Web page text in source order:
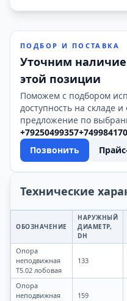
ПОДБОР И ПОСТАВКА
Уточним
этой позиции
Поможем с подбором
доступность на складе
предложение по
+79250499357
Позвонить
Технические
ОБОЗНАЧЕНИЕ
НАРУЖНЫЙ
ДИАМЕТР,
DН
Опора
неподвижная
Т5.02 лобовая
133
Опора
неподвижная
159